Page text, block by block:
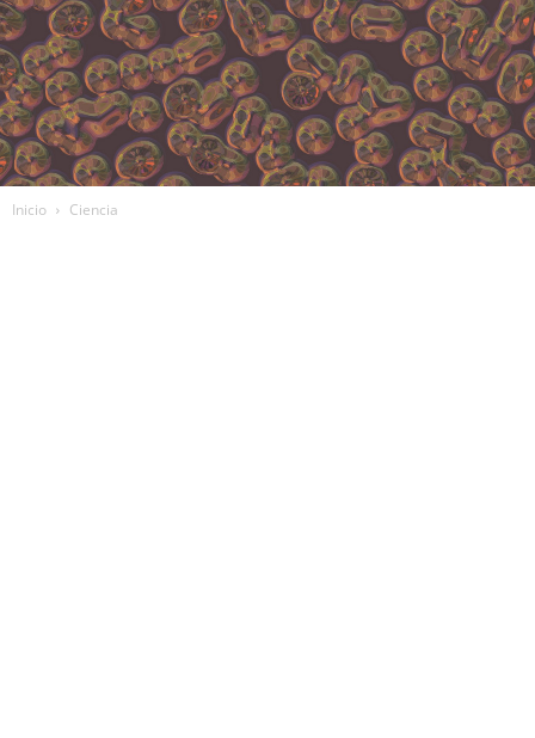
Inicio Ciencia